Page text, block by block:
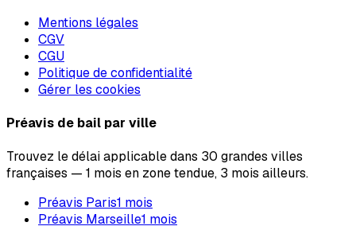
Mentions légales
CGV
CGU
Politique de confidentialité
Gérer les cookies
Préavis de bail par ville
Trouvez le délai applicable dans 30 grandes villes
françaises — 1 mois en zone tendue, 3 mois ailleurs.
Préavis Paris1 mois
Préavis Marseille1 mois